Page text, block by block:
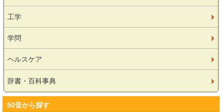
工学
学問
ヘルスケア
辞書・百科事典
50音から探す